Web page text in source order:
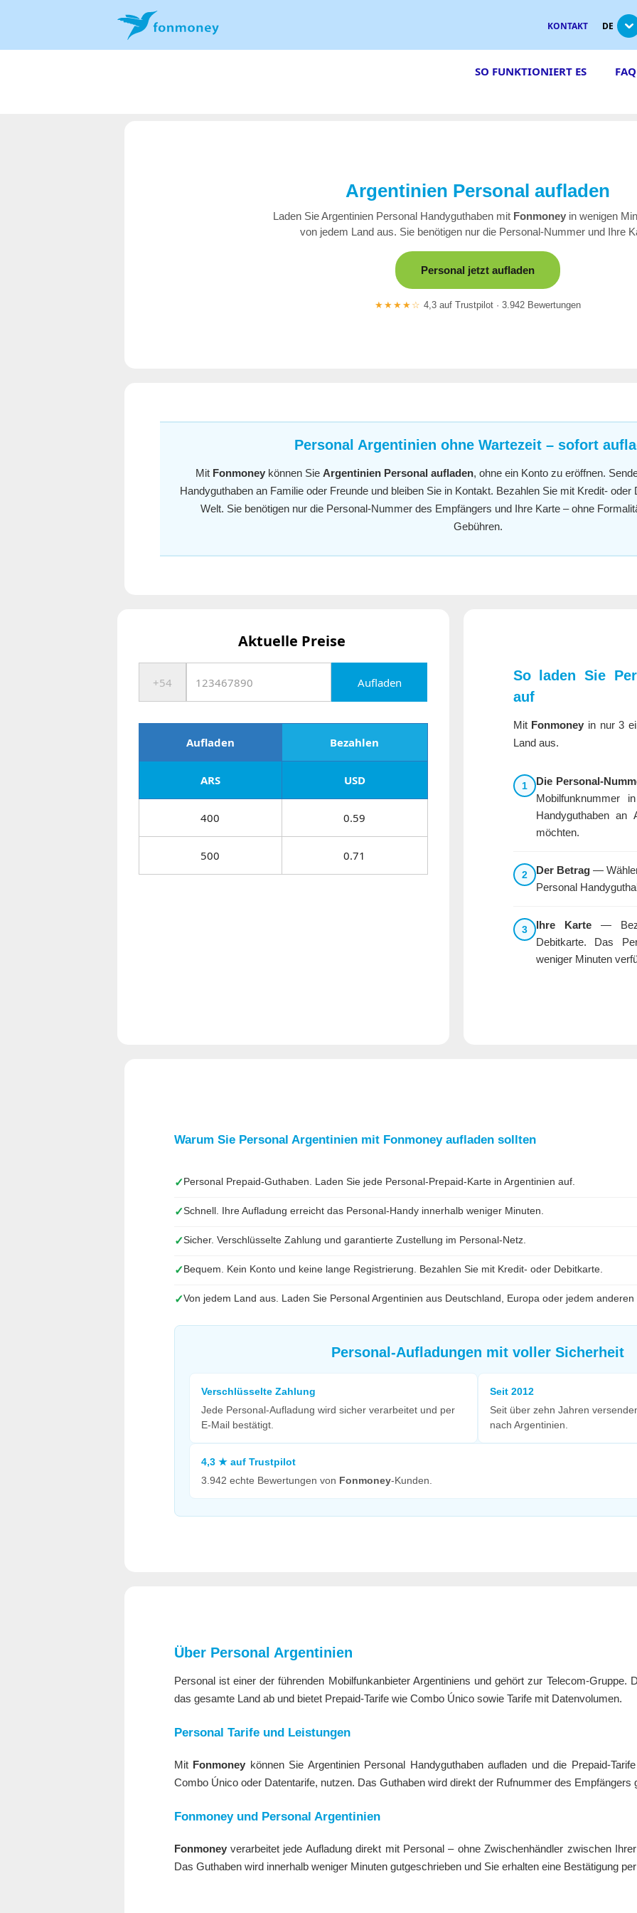
KONTAKT DE
SO FUNKTIONIERT ES FAQ
Argentinien Personal aufladen
Laden Sie Argentinien Personal Handyguthaben mit Fonmoneyin wenigen
von jedem Land aus. Sie benötigen nur die Personal-Nummer und Ihre
Personal jetzt aufladen
★★★★☆ 4,3 auf Trustpilot · 3.942 Bewertungen
Personal Argentinien ohne Wartezeit – sofort
Mit Fonmoney können SieArgentinien Personal aufladen, ohne ein Konto zu eröffnen.
Handyguthaben an Familie oder Freunde und bleiben Sie in Kontakt. Bezahlen Sie mit Kredit-
Welt. Sie benötigen nur die Personal-Nummer des Empfängers und Ihre Karte – ohne
Gebühren.
Aktuelle Preise
Aufladen
Aufladen Bezahlen
ARS USD
400 0.59
500 0.71
So laden Sie
auf
Mit Fonmoney in nur 3
Land aus.
1 Die Personal-
Mobilfunknummer
Handyguthaben an
möchten.
2 Der Betrag—
Personal
3 Ihre Karte—
Debitkarte. Das
weniger Minuten
Warum Sie Personal Argentinien mit Fonmoneyaufladen sollten
✓Personal Prepaid-Guthaben. Laden Sie jede Personal-Prepaid-Karte in Argentinien auf.
✓Schnell. Ihre Aufladung erreicht das Personal-Handy innerhalb weniger Minuten.
✓Sicher. Verschlüsselte Zahlung und garantierte Zustellung im Personal-Netz.
✓Bequem. Kein Konto und keine lange Registrierung. Bezahlen Sie mit Kredit- oder Debitkarte.
✓Von jedem Land aus. Laden Sie Personal Argentinien aus Deutschland, Europa oder jedem anderen
Personal-Aufladungen mit voller Sicherheit
Verschlüsselte Zahlung
Jede Personal-Aufladung wird sicher verarbeitet und per
E-Mail bestätigt.
Seit 2012
Seit über zehn Jahren
nach Argentinien.
4,3 ★ auf Trustpilot
3.942 echte Bewertungen von Fonmoney-Kunden.
Über Personal Argentinien
Personal ist einer der führenden Mobilfunkanbieter Argentiniens und gehört zur Telecom-Gruppe.
das gesamte Land ab und bietet Prepaid-Tarife wie Combo Único sowie Tarife mit Datenvolumen.
Personal Tarife und Leistungen
Mit Fonmoney können Sie Argentinien Personal Handyguthaben aufladen und die Prepaid-
Combo Único oder Datentarife, nutzen. Das Guthaben wird direkt der Rufnummer des Empfängers
Fonmoneyund Personal Argentinien
Fonmoneyverarbeitet jede Aufladung direkt mit Personal – ohne Zwischenhändler zwischen
Das Guthaben wird innerhalb weniger Minuten gutgeschrieben und Sie erhalten eine Bestätigung